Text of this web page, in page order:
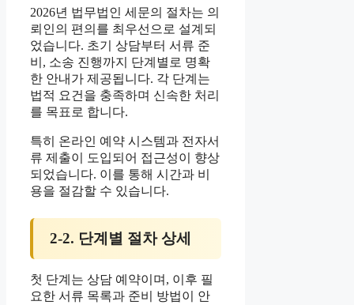
2026년 법무법인 세문의 절차는 의
뢰인의 편의를 최우선으로 설계되
었습니다. 초기 상담부터 서류 준
비, 소송 진행까지 단계별로 명확
한 안내가 제공됩니다. 각 단계는
법적 요건을 충족하며 신속한 처리
를 목표로 합니다.
특히 온라인 예약 시스템과 전자서
류 제출이 도입되어 접근성이 향상
되었습니다. 이를 통해 시간과 비
용을 절감할 수 있습니다.
2-2. 단계별 절차 상세
첫 단계는 상담 예약이며, 이후 필
요한 서류 목록과 준비 방법이 안